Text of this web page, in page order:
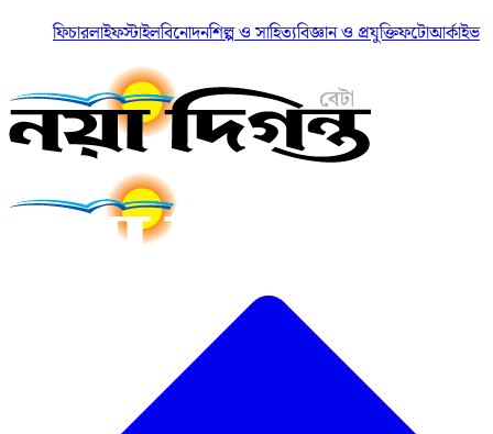
ফিচারলাইফস্টাইলবিনোদনশিল্প ও সাহিত্যবিজ্ঞান ও প্রযুক্তিফটোআর্কাইভ